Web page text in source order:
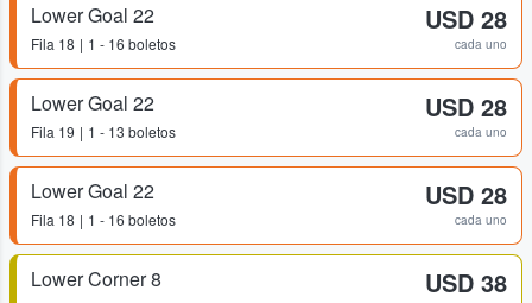
Lower Goal 22
Fila 18 1 - 16 boletos
USD 28
cada uno
Lower Goal 22
Fila 19 1 - 13 boletos
USD 28
cada uno
Lower Goal 22
Fila 18 1 - 16 boletos
USD 28
cada uno
Lower Corner 8 USD 38